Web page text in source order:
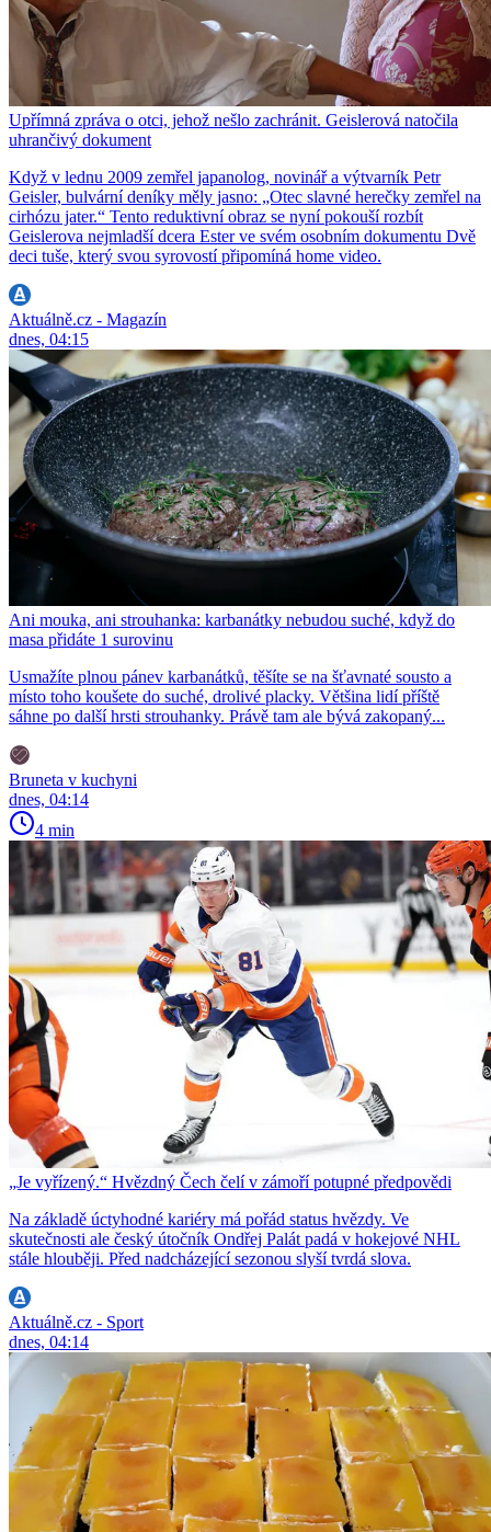
Upřímná zpráva o otci, jehož nešlo zachránit. Geislerová natočila
uhrančivý dokument
Když v lednu 2009 zemřel japanolog, novinář a výtvarník Petr
Geisler, bulvární deníky měly jasno: „Otec slavné herečky zemřel na
cirhózu jater.“ Tento reduktivní obraz se nyní pokouší rozbít
Geislerova nejmladší dcera Ester ve svém osobním dokumentu Dvě
deci tuše, který svou syrovostí připomíná home video.
Aktuálně.cz - Magazín
dnes, 04:15
Ani mouka, ani strouhanka: karbanátky nebudou suché, když do
masa přidáte 1 surovinu
Usmažíte plnou pánev karbanátků, těšíte se na šťavnaté sousto a
místo toho koušete do suché, drolivé placky. Většina lidí příště
sáhne po další hrsti strouhanky. Právě tam ale bývá zakopaný...
Bruneta v kuchyni
dnes, 04:14
4 min
„Je vyřízený.“ Hvězdný Čech čelí v zámoří potupné předpovědi
Na základě úctyhodné kariéry má pořád status hvězdy. Ve
skutečnosti ale český útočník Ondřej Palát padá v hokejové NHL
stále hlouběji. Před nadcházející sezonou slyší tvrdá slova.
Aktuálně.cz - Sport
dnes, 04:14